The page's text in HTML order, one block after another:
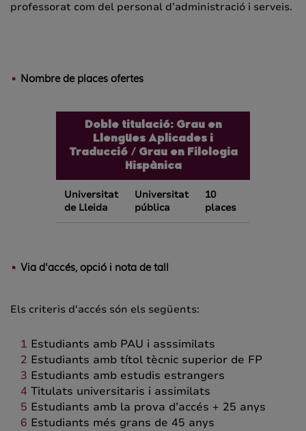
professorat com del personal d’administració i serveis.
Nombre de places ofertes
Doble titulació: Grau en
Llengües Aplicades i
Traducció / Grau en Filologia
Hispànica
Universitat
de Lleida
Universitat
pública
10
places
Via d'accés, opció i nota de tall
Els criteris d'accés són els següents:
Estudiants amb PAU i asssimilats
Estudiants amb títol tècnic superior de FP
Estudiants amb estudis estrangers
Titulats universitaris i assimilats
Estudiants amb la prova d’accés + 25 anys
Estudiants més grans de 45 anys